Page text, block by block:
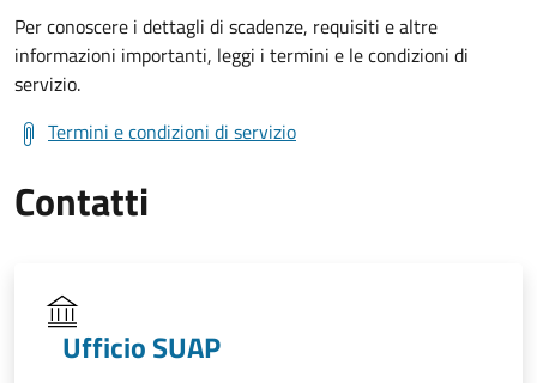
Per conoscere i dettagli di scadenze, requisiti e altre
informazioni importanti, leggi i termini e le condizioni di
servizio.
Termini e condizioni di servizio
Contatti
Ufficio SUAP